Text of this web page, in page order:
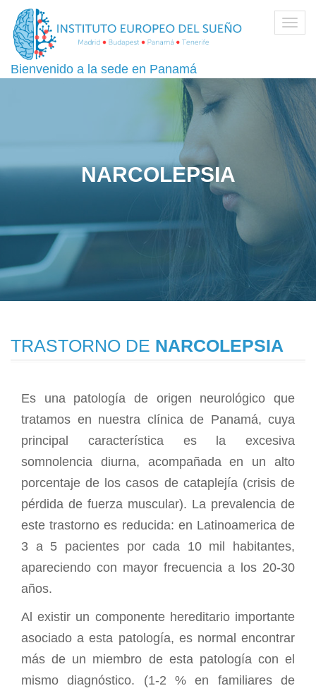
Bienvenido a la sede en Panamá
NARCOLEPSIA
TRASTORNO DE NARCOLEPSIA
Es una patología de origen neurológico que
tratamos en nuestra clínica de Panamá, cuya
principal característica es la excesiva
somnolencia diurna, acompañada en un alto
porcentaje de los casos de cataplejía (crisis de
pérdida de fuerza muscular). La prevalencia de
este trastorno es reducida: en Latinoamerica de
3 a 5 pacientes por cada 10 mil habitantes,
apareciendo con mayor frecuencia a los 20-30
años.
Al existir un componente hereditario importante
asociado a esta patología, es normal encontrar
más de un miembro de esta patología con el
mismo diagnóstico. (1-2 % en familiares de